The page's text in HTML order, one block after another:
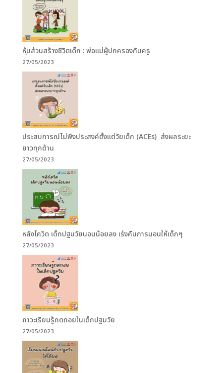
หุ้นส่วนสร้างชีวิตเด็ก : พ่อแม่ผู้ปกครองกับครู
27/05/2023
ประสบการณ์ไม่พึงประสงค์ตั้งแต่วัยเด็ก (ACEs) ส่งผลระยะ
ยาวทุกด้าน
27/05/2023
หลังโควิด เด็กปฐมวัยนอนน้อยลง เร่งคืนการนอนให้เด็กๆ
27/05/2023
ภาวะเรียนรู้ถดถอยในเด็กปฐมวัย
27/05/2023